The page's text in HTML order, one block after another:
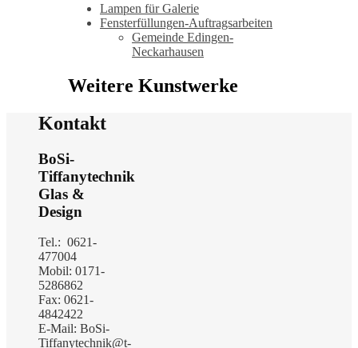
Lampen für Galerie
Fensterfüllungen-Auftragsarbeiten
Gemeinde Edingen-
Neckarhausen
Weitere Kunstwerke
Kontakt
BoSi-
Tiffanytechnik
Glas &
Design
Tel.: 0621-
477004
Mobil: 0171-
5286862
Fax: 0621-
4842422
E-Mail: BoSi-
Tiffanytechnik@t-